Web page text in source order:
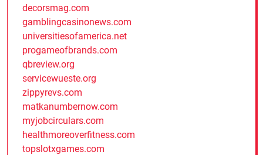
decorsmag.com
gamblingcasinonews.com
universitiesofamerica.net
progameofbrands.com
qbreview.org
servicewueste.org
zippyrevs.com
matkanumbernow.com
myjobcirculars.com
healthmoreoverfitness.com
topslotxgames.com